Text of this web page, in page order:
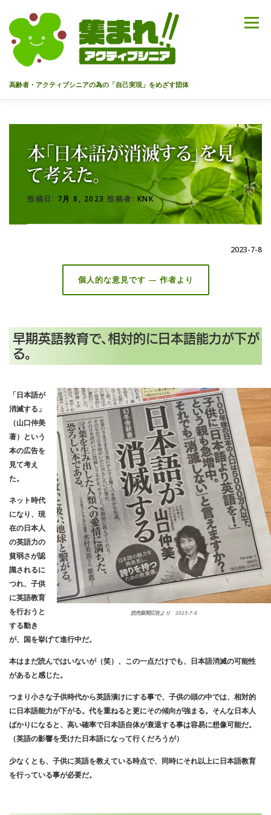
高齢者・アクティブシニアの為の「自己実現」をめざす団体
メニュー
HOME 代表あいさつ 私達について 今までのセミナー
メンバー 情報を募集中！ お問合せ 最新情報
プライバシーポリシー
本「日本語が消滅する」を見
て考えた。
投稿日: 7月 8, 2023 投稿者: KNK
2023-7-8
個人的な意見です — 作者より
早期英語教育で、相対的に日本語能力が下が
る。
読売新聞広告より 2023-7-8
「日本語が
消滅する」
（山口仲美
著）という
本の広告を
見て考え
た。
ネット時代
になり、現
在の日本人
の英語力の
貧弱さが認
識されるに
つれ、子供
に英語教育
を行おうと
する動き
が、国を挙げて進行中だ。
本はまだ読んではいないが（笑）、この一点だけでも、日本語消滅の可能性
があると感じた。
つまり小さな子供時代から英語漬けにする事で、子供の頭の中では、相対的
に日本語能力が下がる。代を重ねると更にその傾向が強まる。そんな日本人
ばかりになると、高い確率で日本語自体が衰退する事は容易に想像可能だ。
（英語の影響を受けた日本語になって行くだろうが）
少なくとも、子供に英語を教えている時点で、同時にそれ以上に日本語教育
を行っている事が必要だ。